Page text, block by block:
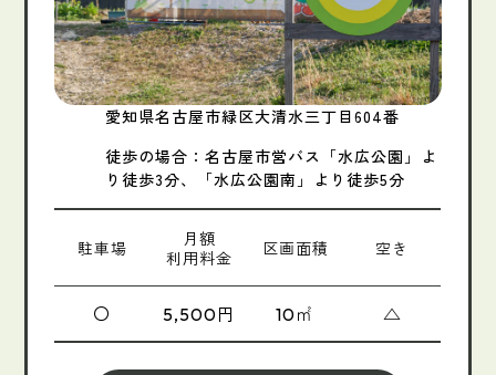
愛知県名古屋市緑区大清水三丁目604番
徒歩の場合：名古屋市営バス「水広公園」よ
り徒歩3分、「水広公園南」より徒歩5分
駐車場
月額
利用料金
区画面積 空き
〇 5,500円 10㎡ △